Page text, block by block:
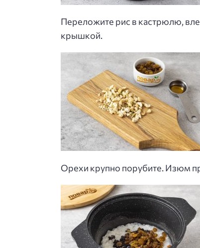
Переложите рис в кастрюлю,
крышкой.
Орехи крупно порубите. Изюм